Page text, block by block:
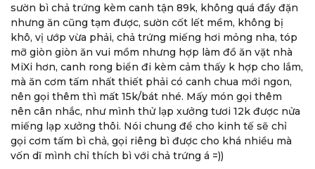
sườn bì chả trứng kèm canh tận 89k, không quá đầy đặn
nhưng ăn cũng tạm được, sườn cốt lết mềm, không bị
khô, vị ướp vừa phải, chả trứng miếng hơi mỏng nha, tóp
mỡ giòn giòn ăn vui mồm nhưng hợp làm đồ ăn vặt nhà
MiXi hơn, canh rong biển đi kèm cảm thấy k hợp cho lắm,
mà ăn cơm tấm nhất thiết phải có canh chua mới ngon,
nên gọi thêm thì mất 15k/bát nhé. Mấy món gọi thêm
nên cân nhắc, như mình thử lạp xưởng tươi 12k được nửa
miếng lạp xưởng thôi. Nói chung để cho kinh tế sẽ chỉ
gọi cơm tấm bì chả, gọi riêng bì được cho khá nhiều mà
vốn dĩ mình chỉ thích bì với chả trứng á =))
Mỹ Đặng
Ở Hà Nội lâu rồi nay mới có dịp ghé Sà Bì Chưởng,
đánh giá tổng quan là 8/10 điểm, cơm ngon, sườn vừa
mềm, chả hơi cứng nhưng tạm ổn, bì thì bình thường
ko ngon lắm, tóp mỡ hơi khô, tóp mỡ và mỡ hành hơi
ít so vs những nơi mình ăn! Nước mắm ngon :)))
không gian thì hơi ồn vì đông chắc do mình đi ngay
giờ ăn! Mình ăn combo 89k Nhìn chung tầm giá này ở